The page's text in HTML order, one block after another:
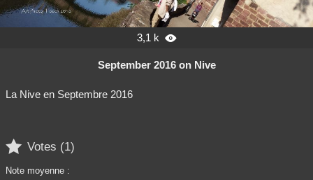
3,1 k 
September 2016 on Nive
La Nive en Septembre 2016
 Votes (1)
Note moyenne :